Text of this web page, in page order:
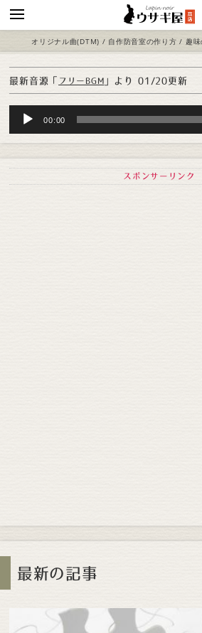
オリジナル曲(DTM) / 自作防音室の作り方 / 趣
最新音源「 フリーBGM 」より 01/20更新
Audio
Player
00:00
スポンサーリンク
最新の記事